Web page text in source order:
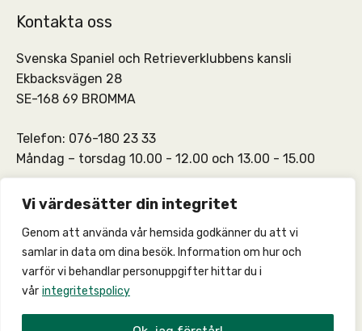
Vi värdesätter din integritet
Genom att använda vår hemsida godkänner du att vi
samlar in data om dina besök. Information om hur och
varför vi behandlar personuppgifter hittar du i
vår integritetspolicy
Kontakta oss
Svenska Spaniel och Retrieverklubbens kansli
Ekbacksvägen 28
SE-168 69 BROMMA
Telefon: 076-180 23 33
Måndag – torsdag 10.00 - 12.00 och 13.00 - 15.00
SSRKs kansli och medlemskontakt: info@ssrk.se
SSRKs webmaster:webmaster@ssrk.se
© 2026 –